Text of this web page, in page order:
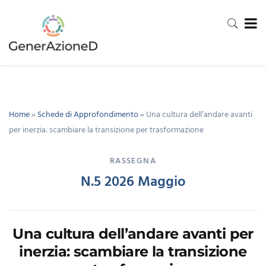
Home» Schede di Approfondimento» Una cultura dell’andare avanti
per inerzia: scambiare la transizione per trasformazione
RASSEGNA
N.5 2026 Maggio
Una cultura dell’andare avanti per
inerzia: scambiare la transizione